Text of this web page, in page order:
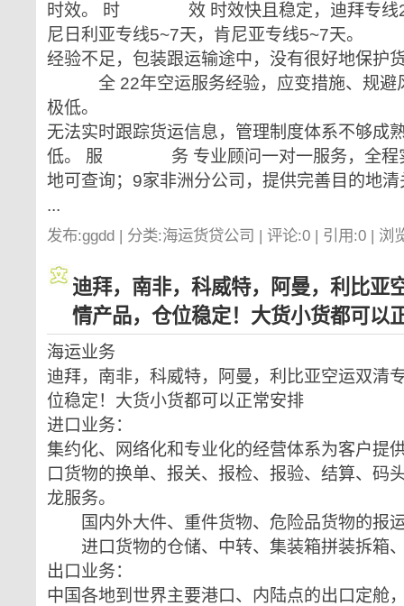
时效。 时 效 时效快且稳定，迪拜专线
尼日利亚专线5~7天，肯尼亚专线5~7天。
经验不足，包装跟运输途中，没有很好地保
全 22年空运服务经验，应变措施、规避
极低。
无法实时跟踪货运信息，管理制度体系不够成
低。 服 务 专业顾问一对一服务，全程实
地可查询；9家非洲分公司，提供完善目的地
...
发布:ggdd | 分类:海运货贷公司 | 评论:0 | 引用:0 | 浏
迪拜，南非，科威特，阿曼，利比亚
情产品，仓位稳定！大货小货都可以
海运业务
迪拜，南非，科威特，阿曼，利比亚空运双清
位稳定！大货小货都可以正常安排
进口业务：
集约化、网络化和专业化的经营体系为客户提
口货物的换单、报关、报检、报验、结算、码
龙服务。
国内外大件、重件货物、危险品货物的报
进口货物的仓储、中转、集装箱拼装拆箱
出口业务：
中国各地到世界主要港口、内陆点的出口定舱